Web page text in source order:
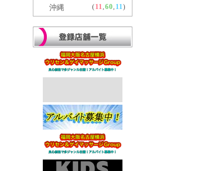
沖縄 ( 11,60, 11)